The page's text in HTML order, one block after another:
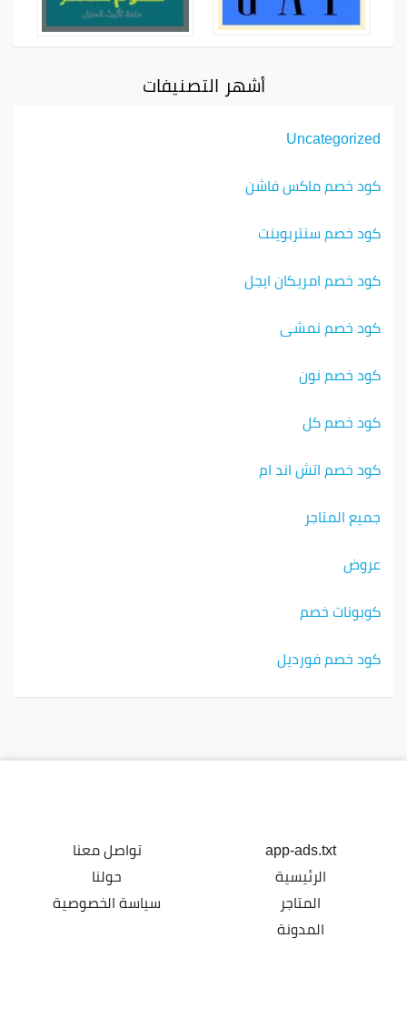
أشهر التصنيفات
Uncategorized
كود خصم ماكس فاشن
كود خصم سنتربوينت
كود خصم امريكان ايجل
كود خصم نمشي
كود خصم نون
كود خصم كل
كود خصم اتش اند ام
جميع المتاجر
عروض
كوبونات خصم
كود خصم فورديل
app-ads.txt
الرئيسية
المتاجر
المدونة
تواصل معنا
حولنا
سياسة الخصوصية